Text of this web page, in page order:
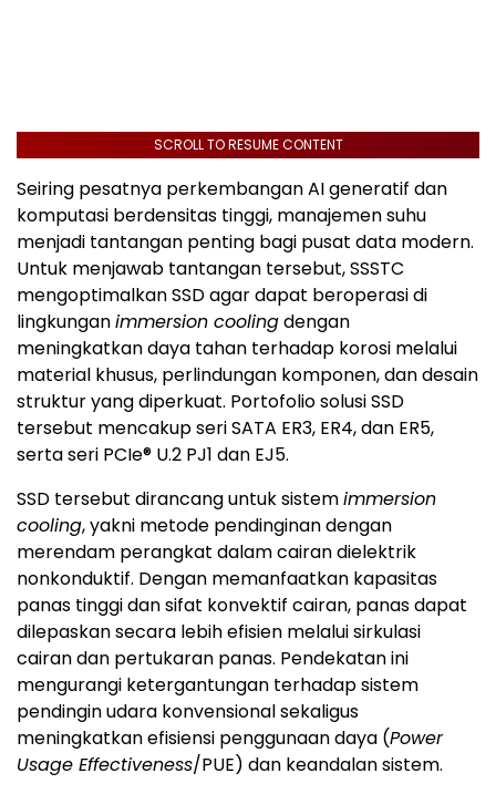
SCROLL TO RESUME CONTENT
Seiring pesatnya perkembangan AI generatif dan
komputasi berdensitas tinggi, manajemen suhu
menjadi tantangan penting bagi pusat data modern.
Untuk menjawab tantangan tersebut, SSSTC
mengoptimalkan SSD agar dapat beroperasi di
lingkunganimmersion coolingdengan
meningkatkan daya tahan terhadap korosi melalui
material khusus, perlindungan komponen, dan desain
struktur yang diperkuat. Portofolio solusi SSD
tersebut mencakup seri SATA ER3, ER4, dan ER5,
serta seri PCIe® U.2 PJ1 dan EJ5.
SSD tersebut dirancang untuk sistemimmersion
cooling, yakni metode pendinginan dengan
merendam perangkat dalam cairan dielektrik
nonkonduktif. Dengan memanfaatkan kapasitas
panas tinggi dan sifat konvektif cairan, panas dapat
dilepaskan secara lebih efisien melalui sirkulasi
cairan dan pertukaran panas. Pendekatan ini
mengurangi ketergantungan terhadap sistem
pendingin udara konvensional sekaligus
meningkatkan efisiensi penggunaan daya (Power
Usage Effectiveness/PUE) dan keandalan sistem.